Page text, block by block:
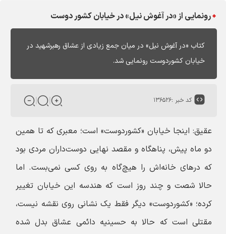
رونمایی از «در آغوش نیل» در خیابان کشور دوست
کتاب «در آغوش نیل» در میان جمع زیادی از عشاق رهبرشهید در
خیابان کشوردوست رونمایی شد.
کد خبر :۱۳۶۵۲۶
عقیق:اینجا خیابان «کشوردوست» است؛ معبری که تا همین
دو ماه پیش، پناهگاه و مقصد نهایی دوست‌داران مردی بود
که درهای خانه‌اش را هیچ‌گاه به روی کسی نمی‌بست. اما
حالا شصت و چند روز است که هندسه‌ این خیابان تغییر
کرده؛ «کشوردوست» دیگر فقط یک نشانی روی نقشه نیست،
مقتلی است که حالا به حسینیه‌ دائمی عشاق بدل شده